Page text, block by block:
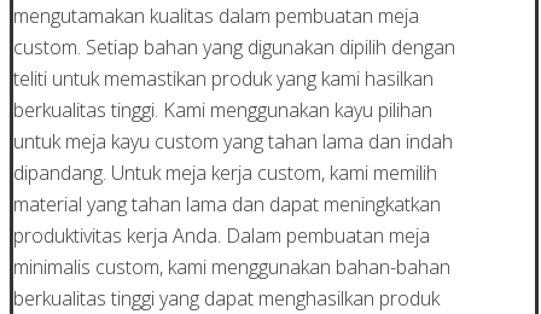
mengutamakan kualitas dalam pembuatan meja
custom. Setiap bahan yang digunakan dipilih dengan
teliti untuk memastikan produk yang kami hasilkan
berkualitas tinggi. Kami menggunakan kayu pilihan
untuk meja kayu custom yang tahan lama dan indah
dipandang. Untuk meja kerja custom, kami memilih
material yang tahan lama dan dapat meningkatkan
produktivitas kerja Anda. Dalam pembuatan meja
minimalis custom, kami menggunakan bahan-bahan
berkualitas tinggi yang dapat menghasilkan produk